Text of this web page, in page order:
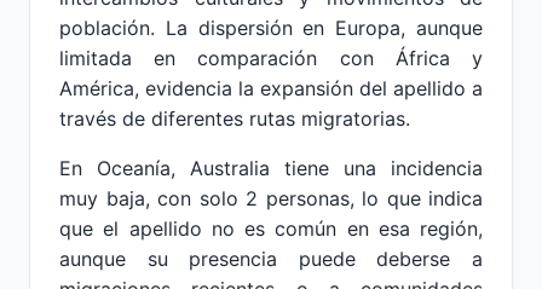
población. La dispersión en Europa, aunque
limitada en comparación con África y
América, evidencia la expansión del apellido a
través de diferentes rutas migratorias.
En Oceanía, Australia tiene una incidencia
muy baja, con solo 2 personas, lo que indica
que el apellido no es común en esa región,
aunque su presencia puede deberse a